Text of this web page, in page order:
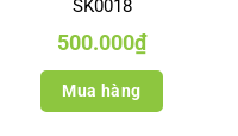
SK0018
500.000₫
Mua hàng